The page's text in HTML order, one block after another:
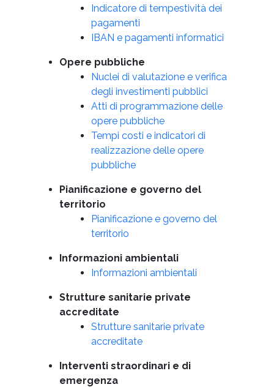
Indicatore di tempestività dei
pagamenti
IBAN e pagamenti informatici
Opere pubbliche
Nuclei di valutazione e verifica
degli investimenti pubblici
Atti di programmazione delle
opere pubbliche
Tempi costi e indicatori di
realizzazione delle opere
pubbliche
Pianificazione e governo del
territorio
Pianificazione e governo del
territorio
Informazioni ambientali
Informazioni ambientali
Strutture sanitarie private
accreditate
Strutture sanitarie private
accreditate
Interventi straordinari e di
emergenza